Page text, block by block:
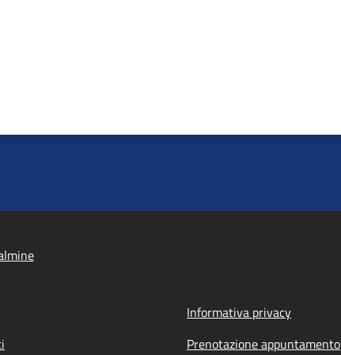
Informativa privacy
Prenotazione appuntamento